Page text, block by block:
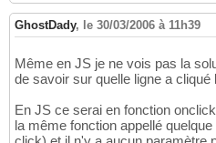
GhostDady, le 30/03/2006 à 11h39
Même en JS je ne vois pas la
de savoir sur quelle ligne a cliqué
En JS ce serai en fonction
la même fonction appellé